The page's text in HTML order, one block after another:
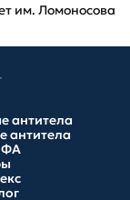
им. Ломоносова
антитела
антитела